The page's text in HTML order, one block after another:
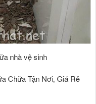
nhà vệ sinh
Chữa Tận Nơi, Giá Rẻ